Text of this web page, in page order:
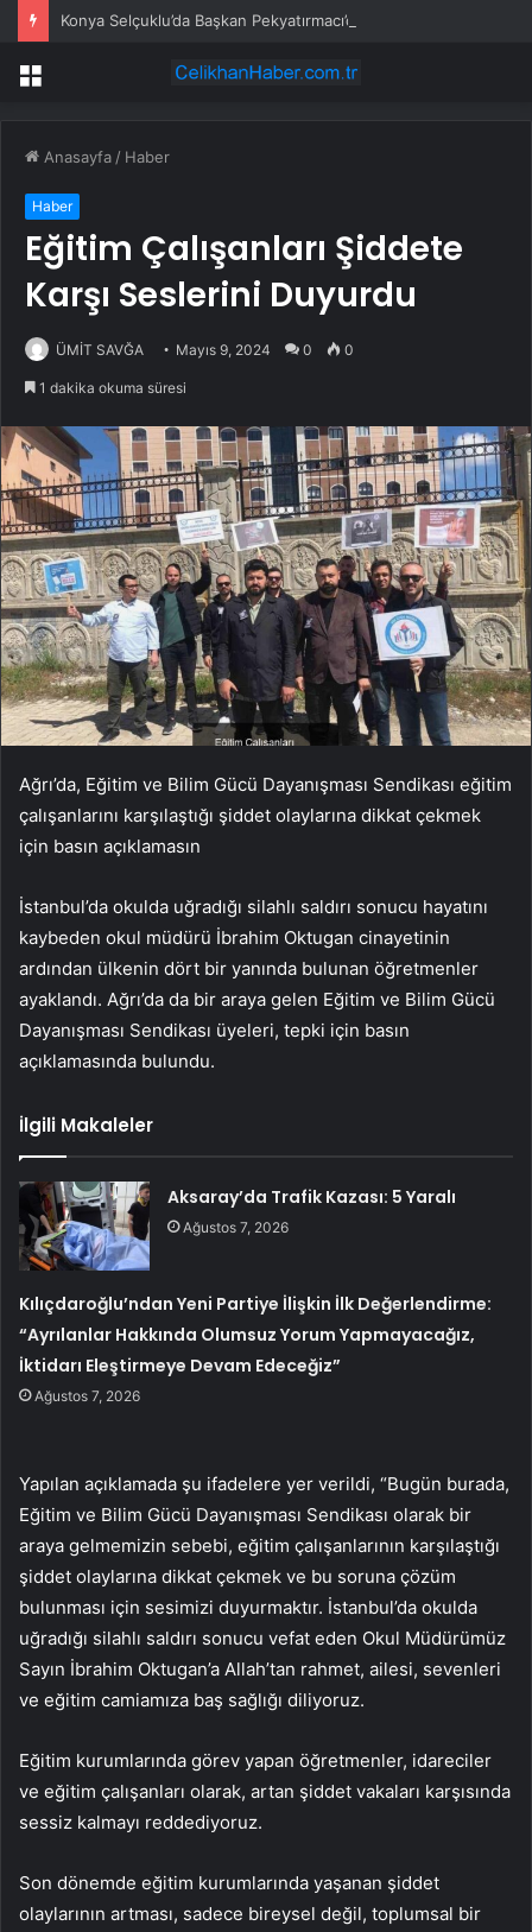
Konya Selçuklu’da Başkan Pekyatırmacı’dan esnaf ziyareti
Menü
Anasayfa / Haber
Haber
Eğitim Çalışanları Şiddete
Karşı Seslerini Duyurdu
ÜMİT SAVĞA Mayıs 9, 2024 0 0
1 dakika okuma süresi
Ağrı’da, Eğitim ve Bilim Gücü Dayanışması Sendikası eğitim
çalışanlarını karşılaştığı şiddet olaylarına dikkat çekmek
için basın açıklamasın
İstanbul’da okulda uğradığı silahlı saldırı sonucu hayatını
kaybeden okul müdürü İbrahim Oktugan cinayetinin
ardından ülkenin dört bir yanında bulunan öğretmenler
ayaklandı. Ağrı’da da bir araya gelen Eğitim ve Bilim Gücü
Dayanışması Sendikası üyeleri, tepki için basın
açıklamasında bulundu.
İlgili Makaleler
Aksaray’da Trafik Kazası: 5 Yaralı
Ağustos 7, 2026
Kılıçdaroğlu’ndan Yeni Partiye İlişkin İlk Değerlendirme:
“Ayrılanlar Hakkında Olumsuz Yorum Yapmayacağız,
İktidarı Eleştirmeye Devam Edeceğiz”
Ağustos 7, 2026
Yapılan açıklamada şu ifadelere yer verildi, “Bugün burada,
Eğitim ve Bilim Gücü Dayanışması Sendikası olarak bir
araya gelmemizin sebebi, eğitim çalışanlarının karşılaştığı
şiddet olaylarına dikkat çekmek ve bu soruna çözüm
bulunması için sesimizi duyurmaktır. İstanbul’da okulda
uğradığı silahlı saldırı sonucu vefat eden Okul Müdürümüz
Sayın İbrahim Oktugan’a Allah’tan rahmet, ailesi, sevenleri
ve eğitim camiamıza baş sağlığı diliyoruz.
Eğitim kurumlarında görev yapan öğretmenler, idareciler
ve eğitim çalışanları olarak, artan şiddet vakaları karşısında
sessiz kalmayı reddediyoruz.
Son dönemde eğitim kurumlarında yaşanan şiddet
olaylarının artması, sadece bireysel değil, toplumsal bir